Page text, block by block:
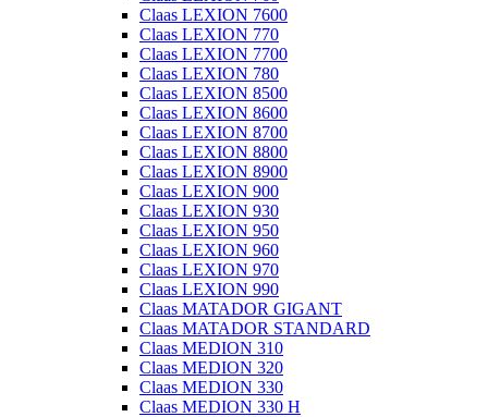
Claas LEXION 7600
Claas LEXION 770
Claas LEXION 7700
Claas LEXION 780
Claas LEXION 8500
Claas LEXION 8600
Claas LEXION 8700
Claas LEXION 8800
Claas LEXION 8900
Claas LEXION 900
Claas LEXION 930
Claas LEXION 950
Claas LEXION 960
Claas LEXION 970
Claas LEXION 990
Claas MATADOR GIGANT
Claas MATADOR STANDARD
Claas MEDION 310
Claas MEDION 320
Claas MEDION 330
Claas MEDION 330 H